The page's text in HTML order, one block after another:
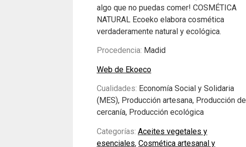
algo que no puedas comer! COSMÉTICA
NATURAL Ecoeko elabora cosmética
verdaderamente natural y ecológica.
Procedencia: Madid
Web de Ekoeco
Cualidades: Economía Social y Solidaria
(MES), Producción artesana, Producción de
cercanía, Producción ecológica
Categorías: Aceites vegetales y
esenciales, Cosmética artesanal y